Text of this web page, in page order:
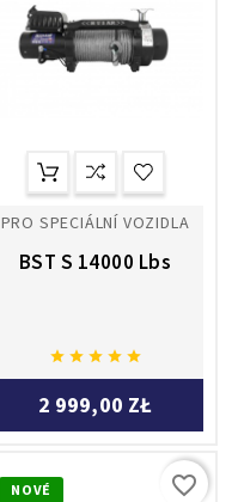
PRO SPECIÁLNÍ VOZIDLA
BST S 14000 Lbs
    
2 999,00 ZŁ
NOVÉ favorite_border